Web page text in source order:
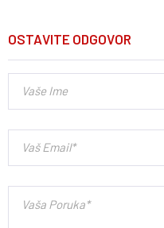
OSTAVITE ODGOVOR